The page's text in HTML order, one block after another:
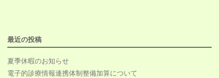
最近の投稿
夏季休暇のお知らせ
電子的診療情報連携体制整備加算について